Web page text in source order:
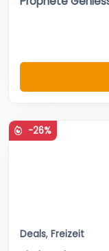
-26%
Deals, Freizeit